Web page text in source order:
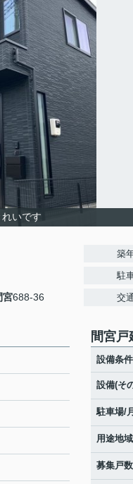
いです
宮688-36
築
駐
交
間宮戸
設備条件
設備(そ
駐車場/
用途地域
募集戸